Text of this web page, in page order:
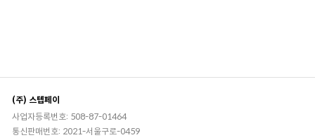
(주) 스텝페이
사업자등록번호: 508-87-01464
통신판매번호: 2021-서울구로-0459